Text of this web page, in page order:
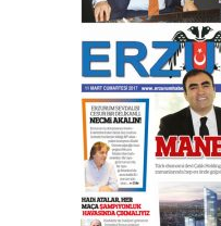
17 Şubat 2026 SalıOrhan
Bir fotoğraf,
gazeteci…
elinde?
31 Mart 2026 Salı
A. Berhan
BİR BÖLÜM
ATATÜRK
28 Temmuz 2026
Ahmet